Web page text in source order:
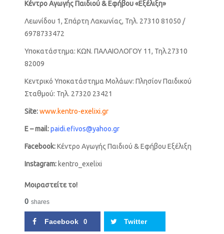
Κέντρο Αγωγής Παιδιού & Εφήβου «Εξέλιξη»
Λεωνίδου 1, Σπάρτη Λακωνίας, Τηλ. 27310 81050 /
6978733472
Υποκατάστημα: ΚΩΝ. ΠΑΛΑΙΟΛΟΓΟΥ 11, Τηλ.27310
82009
Κεντρικό Υποκατάστημα Μολάων: Πλησίον Παιδικού
Σταθμού: Τηλ. 27320 23421
Site: www.kentro-exelixi.gr
E – mail: paidi.efivos@yahoo.gr
Facebook:Κέντρο Αγωγής Παιδιού & Εφήβου Εξέλιξη
Instagram:kentro_exelixi
Μοιραστείτε το!
0 shares
Facebook 0 Twitter